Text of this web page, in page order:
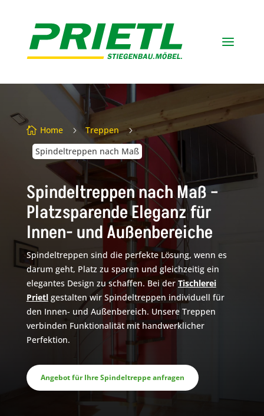
a
 Home 5 Treppen 5
Spindeltreppen nach Maß
Spindeltreppen nach Maß –
Platzsparende Eleganz für
Innen- und Außenbereiche
Spindeltreppen sind die perfekte Lösung, wenn es
darum geht, Platz zu sparen und gleichzeitig ein
elegantes Design zu schaffen. Bei der Tischlerei
Prietlgestalten wir Spindeltreppen individuell für
den Innen- und Außenbereich. Unsere Treppen
verbinden Funktionalität mit handwerklicher
Perfektion.
Angebot für Ihre Spindeltreppe anfragen